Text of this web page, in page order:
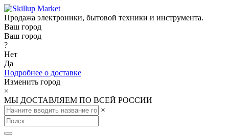
Продажа электроники, бытовой техники и инструмента.
Ваш город
Ваш город
?
Нет
Да
Подробнее о доставке
Изменить город
×
МЫ ДОСТАВЛЯЕМ ПО ВСЕЙ РОССИИ
×